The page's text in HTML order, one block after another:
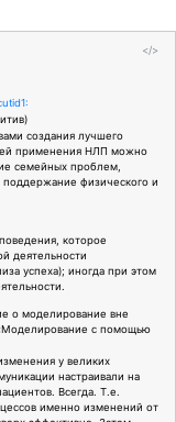
</>
создания лучшего
применения НЛП можно
семейных проблем,
физического и
которое
деятельности
успеха); иногда при этом
о моделирование вне
с помощью
у великих
настраивали на
Всегда. Т.е.
именно изменений от